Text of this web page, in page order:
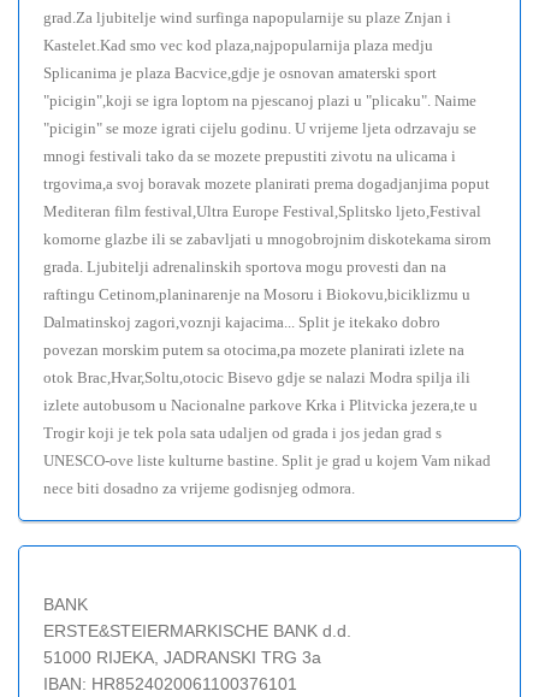
grad.Za ljubitelje wind surfinga napopularnije su plaze Znjan i
Kastelet.Kad smo vec kod plaza,najpopularnija plaza medju
Splicanima je plaza Bacvice,gdje je osnovan amaterski sport
"picigin",koji se igra loptom na pjescanoj plazi u "plicaku". Naime
"picigin" se moze igrati cijelu godinu. U vrijeme ljeta odrzavaju se
mnogi festivali tako da se mozete prepustiti zivotu na ulicama i
trgovima,a svoj boravak mozete planirati prema dogadjanjima poput
Mediteran film festival,Ultra Europe Festival,Splitsko ljeto,Festival
komorne glazbe ili se zabavljati u mnogobrojnim diskotekama sirom
grada. Ljubitelji adrenalinskih sportova mogu provesti dan na
raftingu Cetinom,planinarenje na Mosoru i Biokovu,biciklizmu u
Dalmatinskoj zagori,voznji kajacima... Split je itekako dobro
povezan morskim putem sa otocima,pa mozete planirati izlete na
otok Brac,Hvar,Soltu,otocic Bisevo gdje se nalazi Modra spilja ili
izlete autobusom u Nacionalne parkove Krka i Plitvicka jezera,te u
Trogir koji je tek pola sata udaljen od grada i jos jedan grad s
UNESCO-ove liste kulturne bastine. Split je grad u kojem Vam nikad
nece biti dosadno za vrijeme godisnjeg odmora.
BANK
ERSTE&STEIERMARKISCHE BANK d.d.
51000 RIJEKA, JADRANSKI TRG 3a
IBAN: HR8524020061100376101